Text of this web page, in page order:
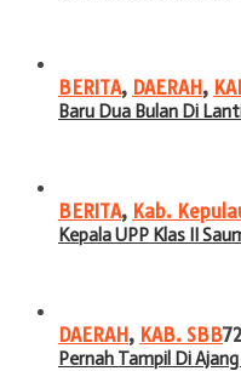
BERITA, DAERAH,
Baru Dua Bulan Di
BERITA, Kab.
Kepala UPP Klas II
DAERAH, KAB. SBB
Pernah Tampil Di